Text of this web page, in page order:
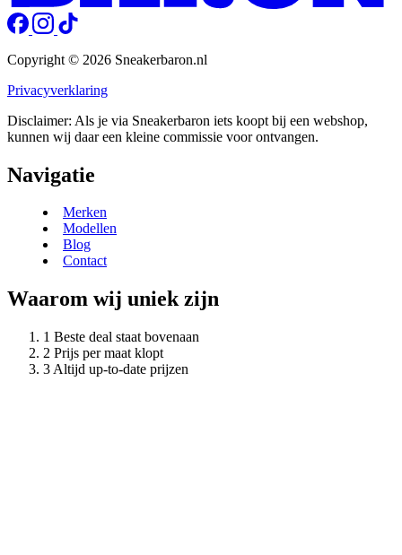
Copyright © 2026 Sneakerbaron.nl
Privacyverklaring
Disclaimer: Als je via Sneakerbaron iets koopt bij een webshop,
kunnen wij daar een kleine commissie voor ontvangen.
Navigatie
Merken
Modellen
Blog
Contact
Waarom wij uniek zijn
Beste deal staat bovenaan
Prijs per maat klopt
Altijd up-to-date prijzen